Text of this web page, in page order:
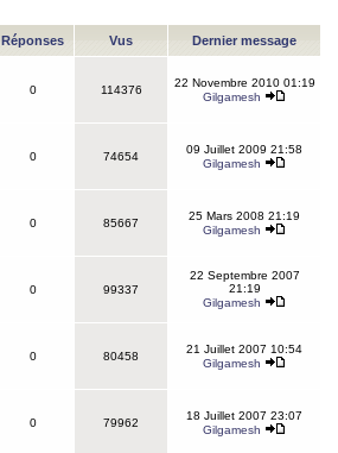
Réponses Vus Dernier message
0 114376
22 Novembre 2010 01:19
Gilgamesh
0 74654
09 Juillet 2009 21:58
Gilgamesh
0 85667
25 Mars 2008 21:19
Gilgamesh
0 99337
22 Septembre 2007
21:19
Gilgamesh
0 80458
21 Juillet 2007 10:54
Gilgamesh
0 79962
18 Juillet 2007 23:07
Gilgamesh